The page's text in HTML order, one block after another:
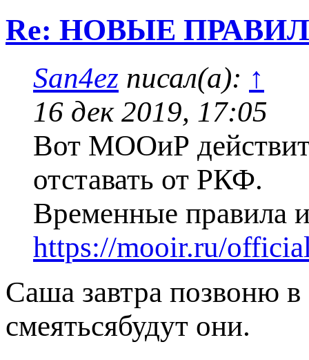
Re: НОВЫЕ
San4ez писал(а): ↑
16 дек 2019, 17:05
Вот МООиР
отставать от РКФ.
Временные правила
https://mooir.ru/
Саша завтра позвоню
смеятьсябудут они.